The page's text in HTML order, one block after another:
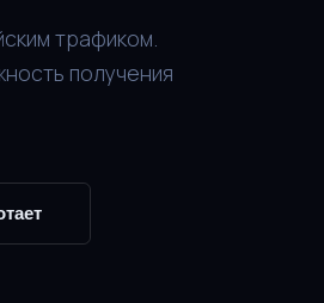
трафиком.
получения